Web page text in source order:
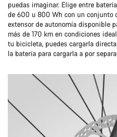
puedas imaginar. Elige entre
de 600 u 800 Wh con un conjunto
extensor de autonomía disponible
más de 170 km en condiciones
tu bicicleta, puedes cargarla
la batería para cargarla a por